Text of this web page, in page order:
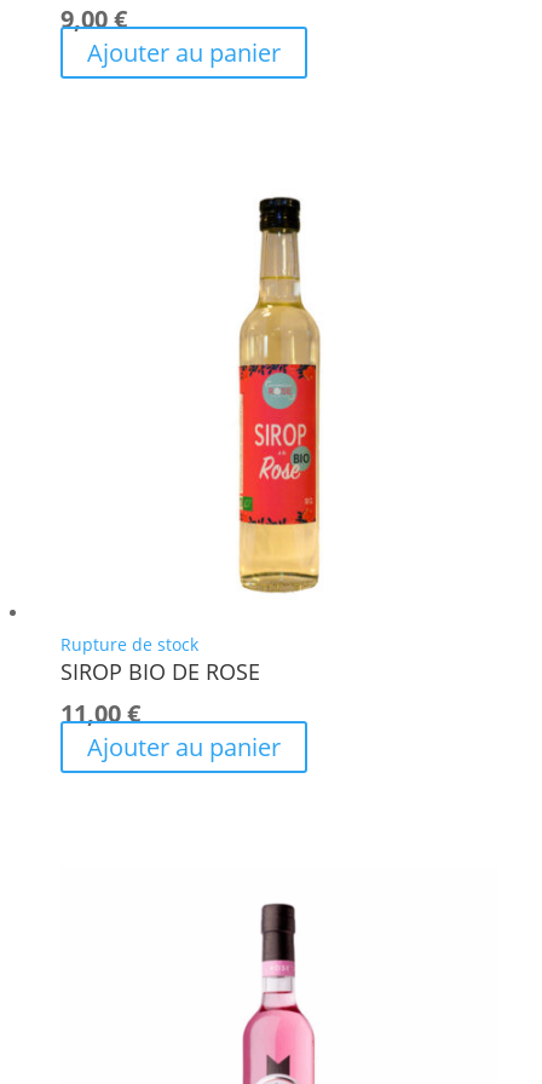
9,00€
Ajouter au panier
Rupture de stock
SIROP BIO DE ROSE
11,00€
Ajouter au panier